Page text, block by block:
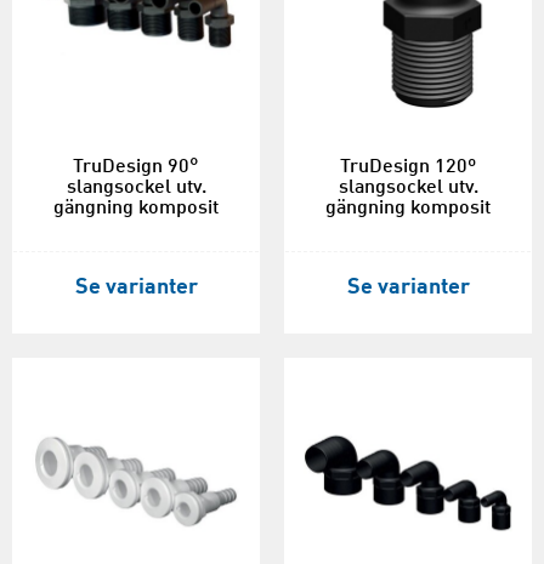
TruDesign 90°
slangsockel utv.
gängning komposit
Se varianter
TruDesign 120º
slangsockel utv.
gängning komposit
Se varianter